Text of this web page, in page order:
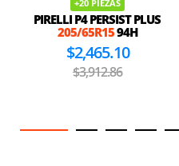
+20 PIEZAS
PIRELLI P4 PERSIST PLUS
205/65R1594H
$2,465.10
$3,912.86